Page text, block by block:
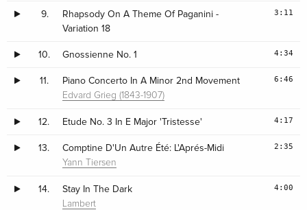
9.
Rhapsody On A Theme Of Paganini -
Variation 18
3:11
10. Gnossienne No. 1 4:34
11. Piano Concerto In A Minor 2nd Movement
Edvard Grieg (1843-1907)
6:46
12. Etude No. 3 In E Major 'Tristesse' 4:17
13. Comptine D'Un Autre Été: L'Aprés-Midi
Yann Tiersen
2:35
14. Stay In The Dark
Lambert
4:00